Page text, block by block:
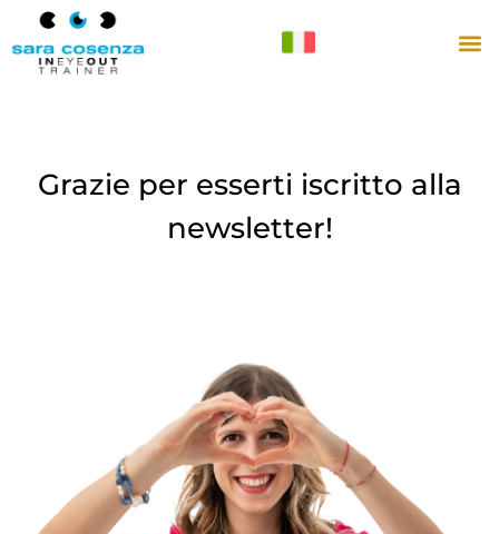
Grazie per esserti iscritto alla
newsletter!